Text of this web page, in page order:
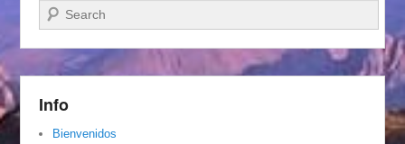
Buscar
Info
Bienvenidos